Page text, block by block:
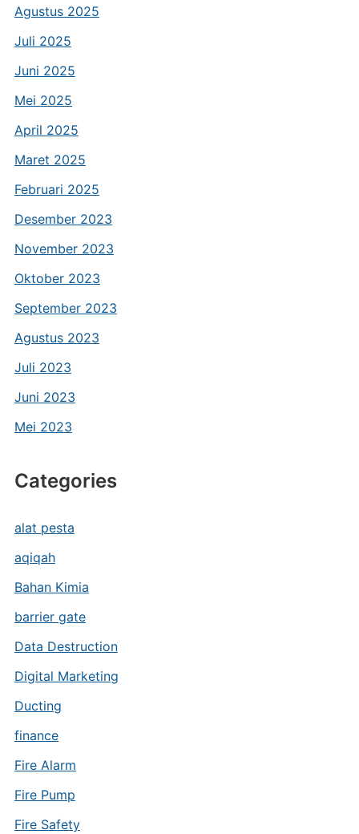
Agustus 2025
Juli 2025
Juni 2025
Mei 2025
April 2025
Maret 2025
Februari 2025
Desember 2023
November 2023
Oktober 2023
September 2023
Agustus 2023
Juli 2023
Juni 2023
Mei 2023
Categories
alat pesta
aqiqah
Bahan Kimia
barrier gate
Data Destruction
Digital Marketing
Ducting
finance
Fire Alarm
Fire Pump
Fire Safety